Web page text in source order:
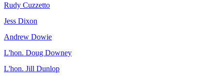
Rudy Cuzzetto
Jess Dixon
Andrew Dowie
L'hon. Doug Downey
L'hon. Jill Dunlop